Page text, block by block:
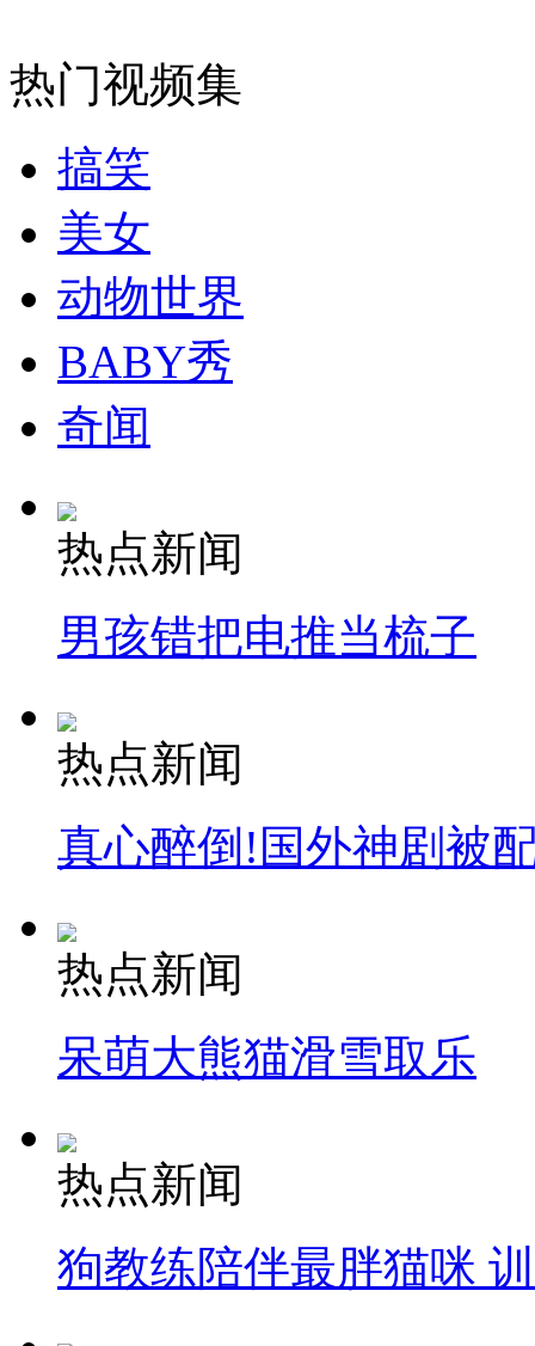
纽约上演“枕头大战”
司机酒驾遇交警 急速倒车逃窜
热门视频集
搞笑
美女
动物世界
BABY秀
奇闻
热点新闻
男孩错把电推当梳子
热点新闻
真心醉倒!国外神剧被
热点新闻
呆萌大熊猫滑雪取乐
热点新闻
狗教练陪伴最胖猫咪